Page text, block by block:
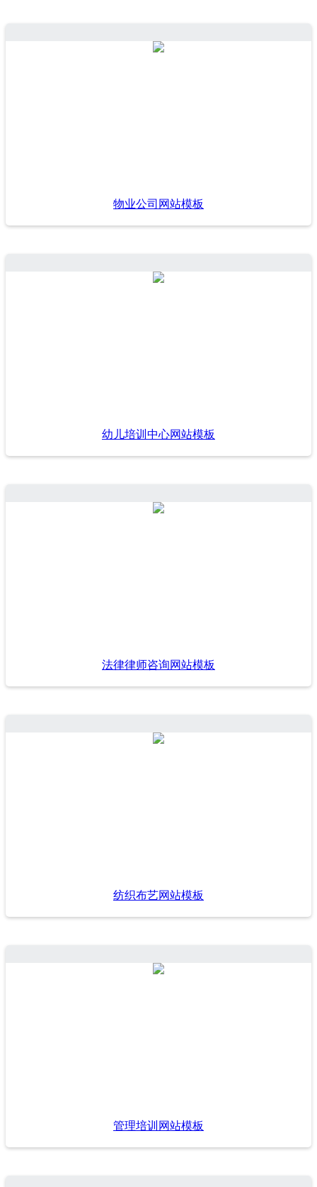
物业公司网站模板
幼儿培训中心网站模板
法律律师咨询网站模板
纺织布艺网站模板
管理培训网站模板